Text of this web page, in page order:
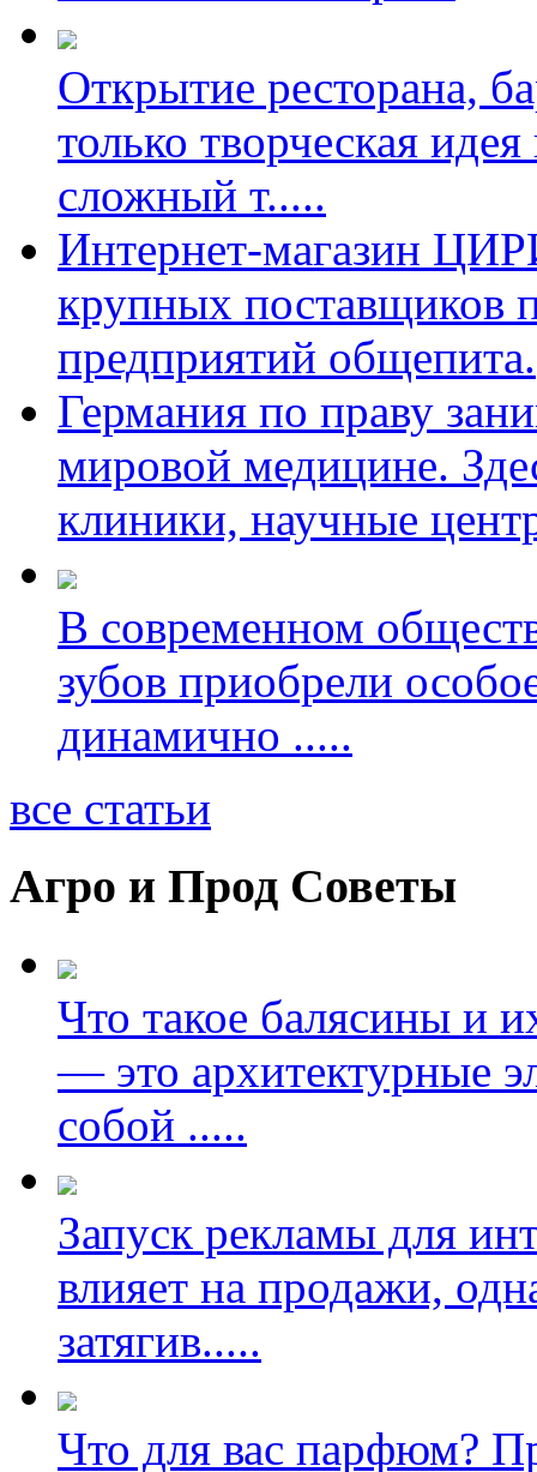
Открытие ресторана,
только творческая
сложный т.....
Интернет-магазин
крупных поставщиков
предприятий общепита.
Германия по праву
мировой медицине.
клиники, научные
В современном
зубов приобрели
динамично .....
все статьи
Агро и Прод Советы
Что такое балясины и
— это архитектурные
собой .....
Запуск рекламы для
влияет на продажи,
затягив.....
Что для вас парфюм?